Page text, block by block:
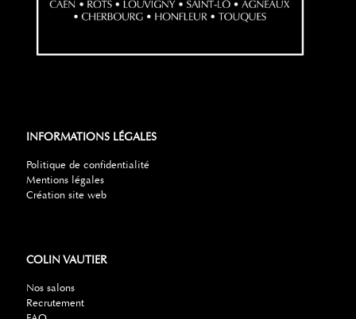
INFORMATIONS LÉGALES
Politique de confidentialité
Mentions légales
Création site web
COLIN VAUTIER
Nos salons
Recrutement